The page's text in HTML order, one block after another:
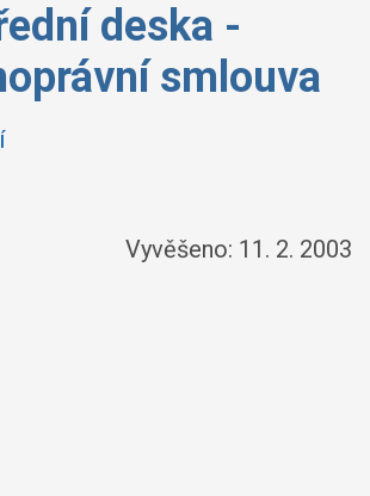
deska -
smlouva
Vyvěšeno: 11. 2. 2003